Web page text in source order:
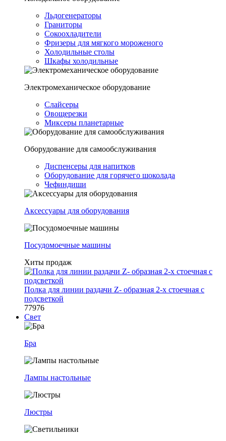
Льдогенераторы
Граниторы
Сокоохладители
Фризеры для мягкого мороженого
Холодильные столы
Шкафы холодильные
Электромеханическое оборудование
Слайсеры
Овощерезки
Миксеры планетарные
Оборудование для самообслуживания
Диспенсеры для напитков
Оборудование для горячего шоколада
Чефиндиши
Аксессуары для оборудования
Посудомоечные машины
Хиты продаж
Полка для линии раздачи Z- образная 2-х стоечная с
подсветкой
77976
Свет
Бра
Лампы настольные
Люстры